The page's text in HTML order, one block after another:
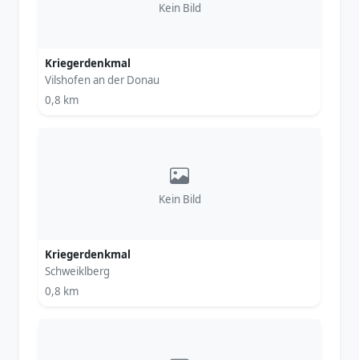
Kein Bild
Kriegerdenkmal
Vilshofen an der Donau
0,8 km
Kein Bild
Kriegerdenkmal
Schweiklberg
0,8 km